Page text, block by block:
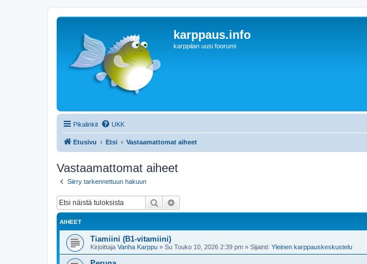
karppaus.info
karppilan uusi foorumi
Pikalinkit UKK
Etusivu Etsi Vastaamattomat aiheet
Vastaamattomat aiheet
Siirry tarkennettuun hakuun
Etsi
AIHEET
Tiamiini (B1-vitamiini)
Kirjoittaja Vanha Karppu » Su Touko 10, 2026 2:39 pm » Sijainti: Yleinen karppauskeskustelu